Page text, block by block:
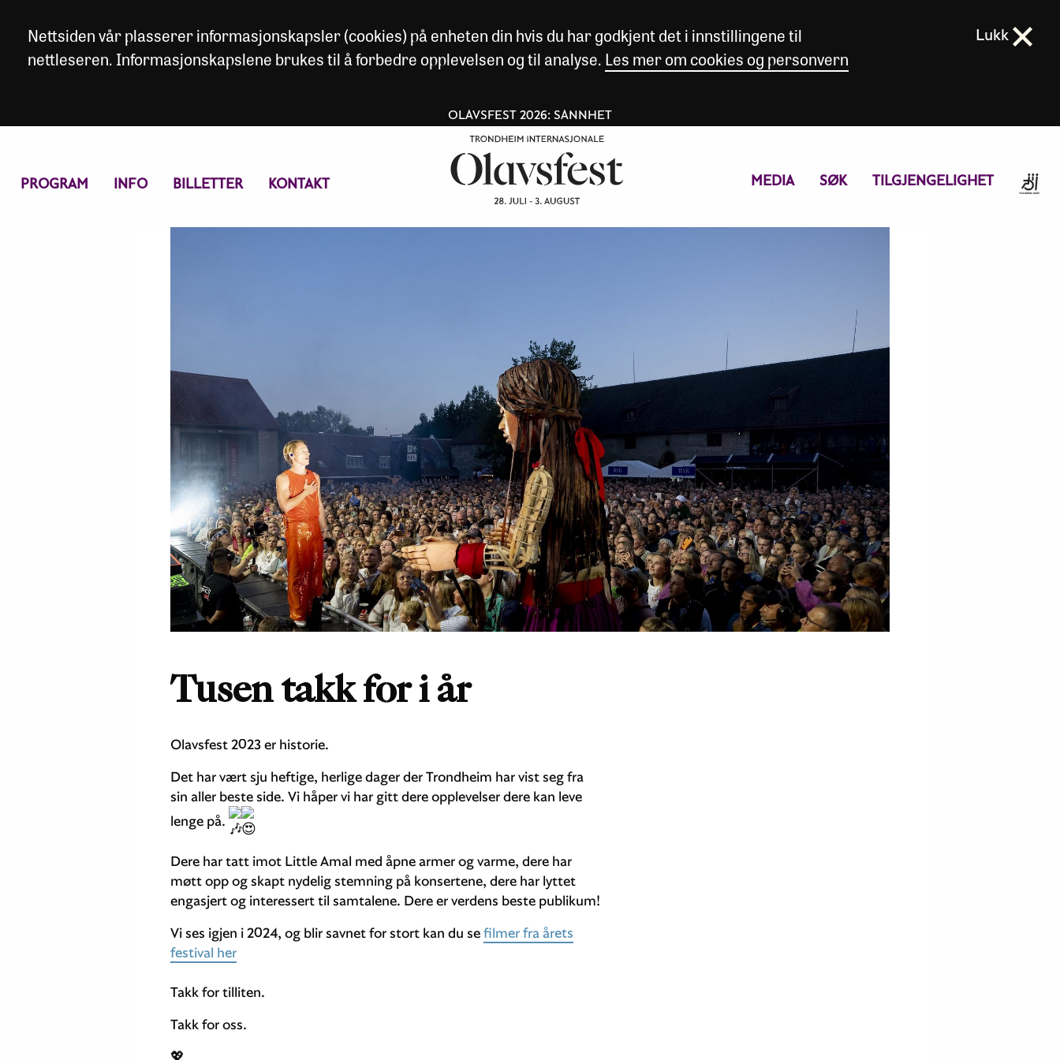
Nettsiden vår plasserer informasjonskapsler (cookies) på enheten din hvis du har godkjent det i innstillingene til
nettleseren. Informasjonskapslene brukes til å forbedre opplevelsen og til analyse. Les mer om cookies og personvern
Lukk
OLAVSFEST 2026: SANNHET
PROGRAM INFO BILLETTER KONTAKT MEDIA SØK TILGJENGELIGHET
Tusen takk for i år
Olavsfest 2023 er historie.
Det har vært sju heftige, herlige dager der Trondheim har vist seg fra
sin aller beste side. Vi håper vi har gitt dere opplevelser dere kan leve
lenge på.
Dere har tatt imot Little Amal med åpne armer og varme, dere har
møtt opp og skapt nydelig stemning på konsertene, dere har lyttet
engasjert og interessert til samtalene. Dere er verdens beste publikum!
Vi ses igjen i 2024, og blir savnet for stort kan du sefilmer fra årets
festival her
Takk for tilliten.
Takk for oss.